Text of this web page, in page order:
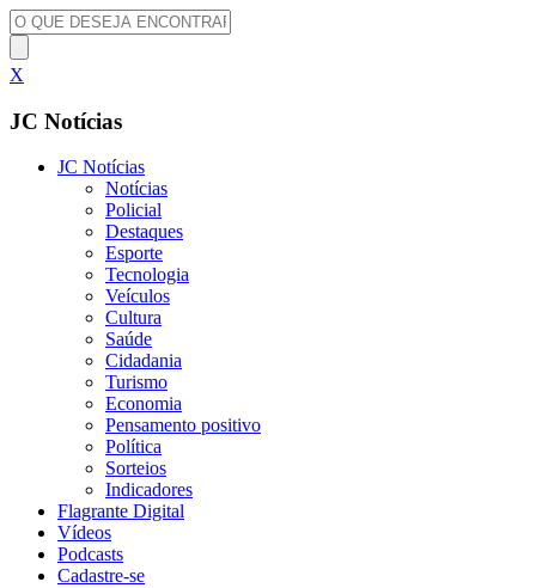
X
JC Notícias
JC Notícias
Notícias
Policial
Destaques
Esporte
Tecnologia
Veículos
Cultura
Saúde
Cidadania
Turismo
Economia
Pensamento positivo
Política
Sorteios
Indicadores
Flagrante Digital
Vídeos
Podcasts
Cadastre-se